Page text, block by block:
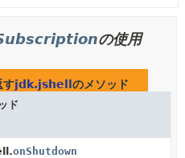
の使用
すjdk.jshellのメソッド
ド
onShutdown